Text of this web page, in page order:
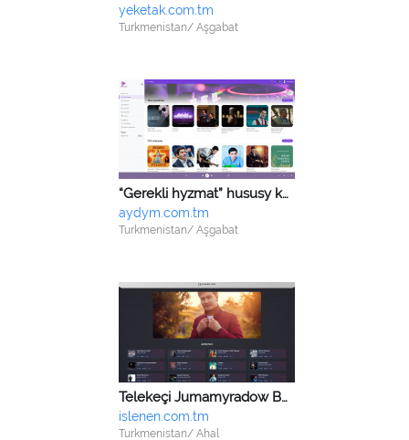
yeketak.com.tm
Turkmenistan/ Aşgabat
“Gerekli hyzmat” hususy kärhanasy
aydym.com.tm
Turkmenistan/ Aşgabat
Telekeçi Jumamyradow Begenç
islenen.com.tm
Turkmenistan/ Ahal